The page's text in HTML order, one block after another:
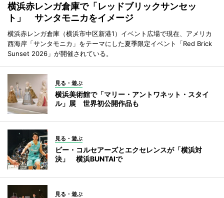
横浜赤レンガ倉庫で「レッドブリックサンセッ
ト」 サンタモニカをイメージ
横浜赤レンガ倉庫（横浜市中区新港1）イベント広場で現在、アメリカ
西海岸「サンタモニカ」をテーマにした夏季限定イベント「Red Brick
Sunset 2026」が開催されている。
見る・遊ぶ
横浜美術館で「マリー・アントワネット・スタイ
ル」展 世界初公開作品も
見る・遊ぶ
ビー・コルセアーズとエクセレンスが「横浜対
決」 横浜BUNTAIで
見る・遊ぶ